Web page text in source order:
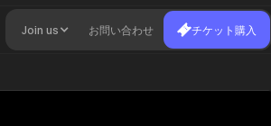
Join us お問い合わせ チケット購入